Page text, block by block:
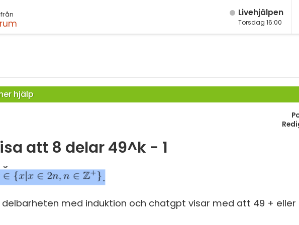
Live­hjälpen
Torsdag 16:00
hjälp
att 8 delar 49^k - 1
med induktion och chatgpt visar med att 49 + eller